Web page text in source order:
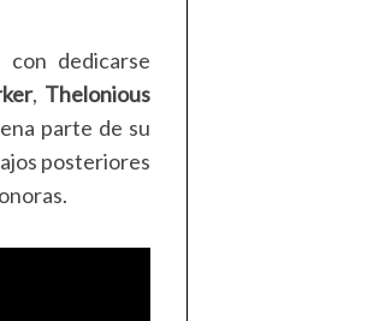
dedicarse
, Thelonious
parte de su
posteriores